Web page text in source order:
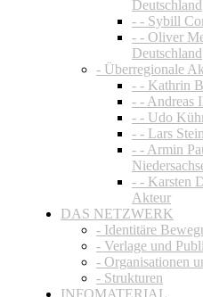
Deutschland
- - Sybill
- - Oliver
Deutschland
- Überregionale
- - Kathrin
- - Andreas
- - Udo
- - Lars
- - Armin
- - Karsten
Akteur
DAS NETZWERK
- Identitäre
- Verlage und
- Organisationen
- Strukturen
INFOMATERIAL